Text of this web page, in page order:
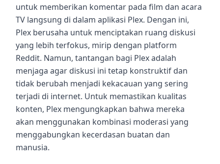
untuk memberikan komentar pada film dan acara
TV langsung di dalam aplikasi Plex. Dengan ini,
Plex berusaha untuk menciptakan ruang diskusi
yang lebih terfokus, mirip dengan platform
Reddit. Namun, tantangan bagi Plex adalah
menjaga agar diskusi ini tetap konstruktif dan
tidak berubah menjadi kekacauan yang sering
terjadi di internet. Untuk memastikan kualitas
konten, Plex mengungkapkan bahwa mereka
akan menggunakan kombinasi moderasi yang
menggabungkan kecerdasan buatan dan
manusia.